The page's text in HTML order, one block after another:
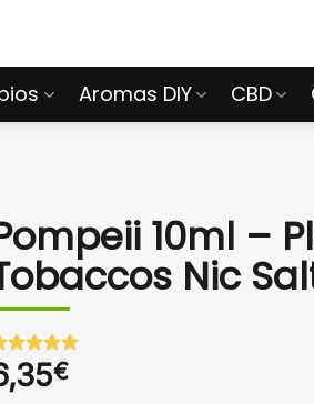
Aromas DIY CBD
10ml –
Nic
5de 5
€